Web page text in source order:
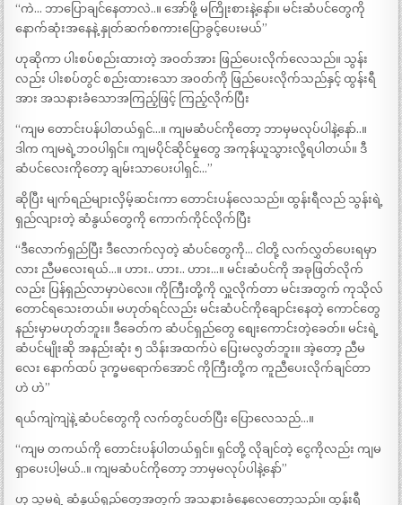
“ကဲ… ဘာပြောချင်နေတာလဲ..။ အော်ဖို့ မကြိုးစားနဲ့နော်။ မင်းဆံပင်တွေကို
နောက်ဆုံးအနေနဲ့ နှုတ်ဆက်စကားပြောခွင့်ပေးမယ်”
ဟုဆိုကာ ပါးစပ်စည်းထားတဲ့ အဝတ်အား ဖြည်ပေးလိုက်လေသည်။ သွန်း
လည်း ပါးစပ်တွင် စည်းထားသော အဝတ်ကို ဖြည်ပေးလိုက်သည်နှင့် ထွန်းရီ
အား အသနားခံသောအကြည့်ဖြင့် ကြည့်လိုက်ပြီး
“ကျမ တောင်းပန်ပါတယ်ရှင်…။ ကျမဆံပင်ကိုတော့ ဘာမှမလုပ်ပါနဲ့နော်..။
ဒါက ကျမရဲ့ဘဝပါရှင်။ ကျမပိုင်ဆိုင်မှုတွေ အကုန်ယူသွားလို့ရပါတယ်။ ဒီ
ဆံပင်လေးကိုတော့ ချမ်းသာပေးပါရှင်…”
ဆိုပြီး မျက်ရည်များလှိမ့်ဆင်းကာ တောင်းပန်လေသည်။ ထွန်းရီလည် သွန်းရဲ့
ရှည်လျားတဲ့ ဆံနွယ်တွေကို ကောက်ကိုင်လိုက်ပြီး
“ဒီလောက်ရှည်ပြီး ဒီလောက်လှတဲ့ ဆံပင်တွေကို… ငါတို့ လက်လွှတ်ပေးရမှာ
လား ညီမလေးရယ်…။ ဟား.. ဟား.. ဟား…။ မင်းဆံပင်ကို အခုဖြတ်လိုက်
လည်း ပြန်ရှည်လာမှာပဲလေ။ ကိုကြီးတို့ကို လှူလိုက်တာ မင်းအတွက် ကုသိုလ်
တောင်ရသေးတယ်။ မဟုတ်ရင်လည်း မင်းဆံပင်ကိုချောင်းနေတဲ့ ကောင်တွေ
နည်းမှာမဟုတ်ဘူး။ ဒီခေတ်က ဆံပင်ရှည်တွေ စျေးကောင်းတဲ့ခေတ်။ မင်းရဲ့
ဆံပင်မျိုးဆို အနည်းဆုံး ၅ သိန်းအထက်ပဲ ပြေးမလွတ်ဘူး။ အဲ့တော့ ညီမ
လေး နောက်ထပ် ဒုက္ခမရောက်အောင် ကိုကြီးတို့က ကူညီပေးလိုက်ချင်တာ
ဟဲ ဟဲ”
ရယ်ကျဲကျဲနဲ့ ဆံပင်တွေကို လက်တွင်ပတ်ပြီး ပြောလေသည်…။
“ကျမ တကယ်ကို တောင်းပန်ပါတယ်ရှင်။ ရှင်တို့ လိုချင်တဲ့ ငွေကိုလည်း ကျမ
ရှာပေးပါ့မယ်..။ ကျမဆံပင်ကိုတော့ ဘာမှမလုပ်ပါနဲ့နော်”
ဟု သူမရဲ့ ဆံနွယ်ရှည်တွေအတွက် အသနားခံနေလေတော့သည်။ ထွန်းရီ